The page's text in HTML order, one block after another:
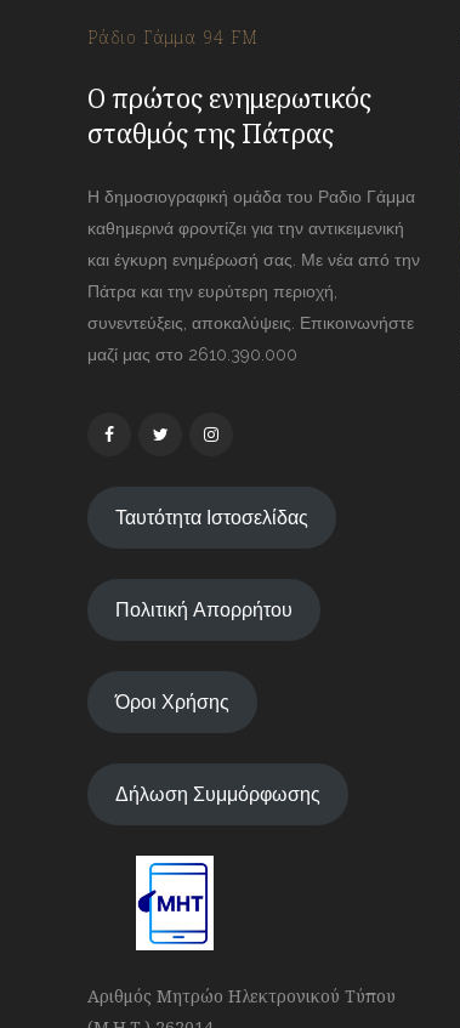
Ράδιο Γάμμα 94 FM
Ο πρώτος ενημερωτικός
σταθμός της Πάτρας
Η δημοσιογραφική ομάδα του Ραδιο Γάμμα
καθημερινά φροντίζει για την αντικειμενική
και έγκυρη ενημέρωσή σας. Με νέα από την
Πάτρα και την ευρύτερη περιοχή,
συνεντεύξεις, αποκαλύψεις. Επικοινωνήστε
μαζί μας στο 2610.390.000
Ταυτότητα Ιστοσελίδας
Πολιτική Απορρήτου
Όροι Χρήσης
Δήλωση Συμμόρφωσης
Αριθμός Μητρώο Ηλεκτρονικού Τύπου